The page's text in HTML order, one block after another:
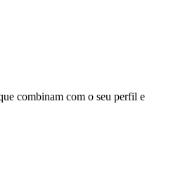
combinam com o seu perfil e